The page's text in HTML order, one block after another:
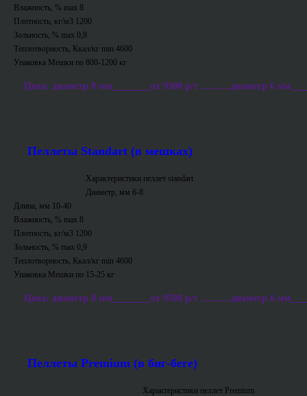
Влажность, % max 8
Плотность, кг/м3 1200
Зольность, % max 0,8
Теплотворность, Ккал/кг min 4600
Упаковка Мешки по 800-1200 кг
Цена: диаметр 8 мм________от 9300 р/т ...........диаметр 6
Пеллеты Standart (в мешках)
Характеристики пеллет standart
Диаметр, мм 6-8
Длина, мм 10-40
Влажность, % max 8
Плотность, кг/м3 1200
Зольность, % max 0,9
Теплотворность, Ккал/кг min 4600
Упаковка Мешки по 15-25 кг
Цена: диаметр 8 мм________от 9500 р/т ...........диаметр 6
Пеллеты Premium (в биг-беге)
Характеристики пеллет Premium